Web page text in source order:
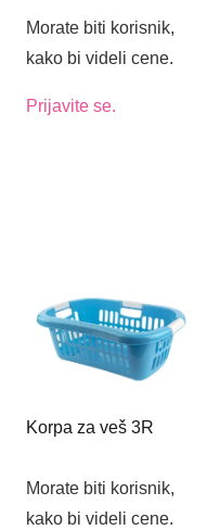
Morate biti korisnik,
kako bi videli cene.
Prijavite se.
Korpa za veš 3R
Morate biti korisnik,
kako bi videli cene.